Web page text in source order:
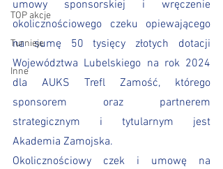
TOP akcje
Turnieje
Inne
umowy sponsorskiej i wręczenie
okolicznościowego czeku opiewającego
na sumę 50 tysięcy złotych dotacji
Województwa Lubelskiego na rok 2024
dla AUKS Trefl Zamość, którego
sponsorem oraz partnerem
strategicznym i tytularnym jest
Akademia Zamojska.
Okolicznościowy czek i umowę na